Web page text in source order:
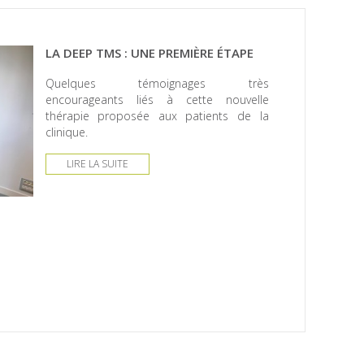
LA DEEP TMS : UNE PREMIÈRE ÉTAPE
Quelques témoignages très
encourageants liés à cette nouvelle
thérapie proposée aux patients de la
clinique.
LIRE LA SUITE